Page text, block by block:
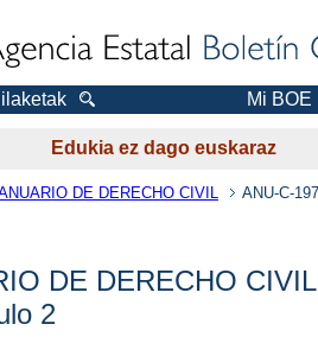
Mi BOE
Edukia ez dago euskaraz
DE DERECHO CIVIL ANU-C-
DE DERECHO
2